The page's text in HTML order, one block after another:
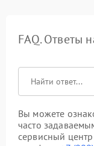
FAQ. Ответы
Вы можете
часто
сервисный